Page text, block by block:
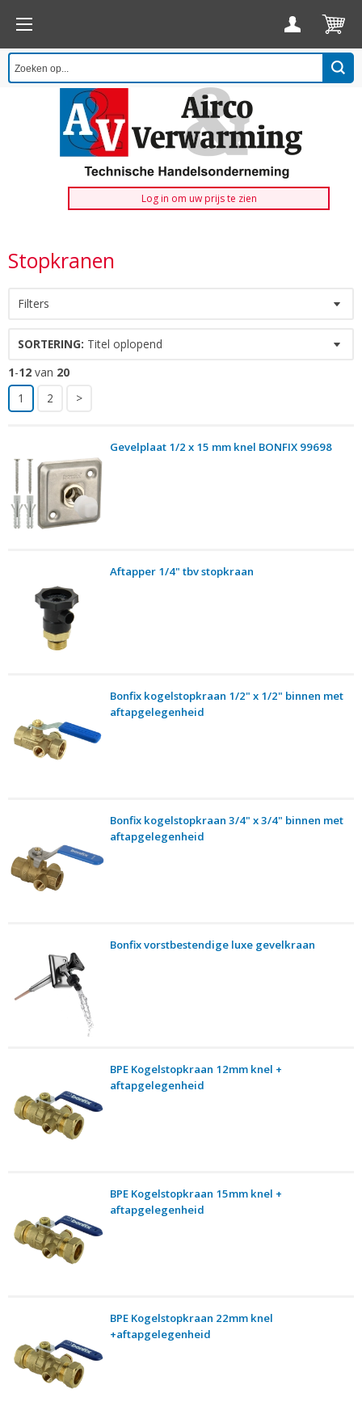
Log in om uw prijs te zien
Stopkranen
Filters
SORTERING: Titel oplopend
1-12 van 20
1
2 >
Gevelplaat 1/2 x 15 mm knel BONFIX 99698
Aftapper 1/4" tbv stopkraan
Bonfix kogelstopkraan 1/2" x 1/2" binnen met
aftapgelegenheid
Bonfix kogelstopkraan 3/4" x 3/4" binnen met
aftapgelegenheid
Bonfix vorstbestendige luxe gevelkraan
BPE Kogelstopkraan 12mm knel +
aftapgelegenheid
BPE Kogelstopkraan 15mm knel +
aftapgelegenheid
BPE Kogelstopkraan 22mm knel
+aftapgelegenheid